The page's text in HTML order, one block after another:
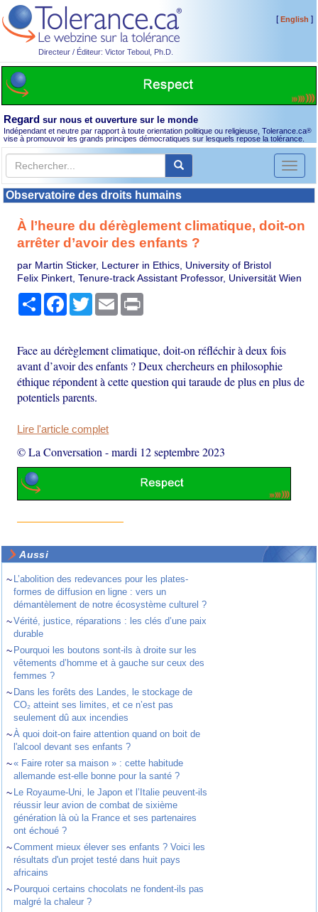
Directeur / Éditeur: Victor Teboul, Ph.D.
[English ]
Regard sur nous et ouverture sur le monde
Indépendant et neutre par rapport à toute orientation politique ou religieuse, Tolerance.ca®
vise à promouvoir les grands principes démocratiques sur lesquels repose la tolérance.
Toggle
Observatoire des droits humains
À l’heure du dérèglement climatique, doit-on
arrêter d’avoir des enfants ?
par Martin Sticker, Lecturer in Ethics, University of Bristol
Felix Pinkert, Tenure-track Assistant Professor, Universität Wien
PartagerFacebook
TwitterEmail
Face au dérèglement climatique, doit-on réfléchir à deux fois
avant d’avoir des enfants ? Deux chercheurs en philosophie
éthique répondent à cette question qui taraude de plus en plus de
potentiels parents.
Lire l'article complet
© La Conversation -mardi 12 septembre 2023
Aussi
~ L’abolition des redevances pour les plates-
formes de diffusion en ligne : vers un
démantèlement de notre écosystème culturel ?
~Vérité, justice, réparations : les clés d’une paix
durable
~ Pourquoi les boutons sont-ils à droite sur les
vêtements d’homme et à gauche sur ceux des
femmes ?
~ Dans les forêts des Landes, le stockage de
CO₂ atteint ses limites, et ce n’est pas
seulement dû aux incendies
~À quoi doit-on faire attention quand on boit de
l'alcool devant ses enfants ?
~« Faire roter sa maison » : cette habitude
allemande est-elle bonne pour la santé ?
~ Le Royaume-Uni, le Japon et l’Italie peuvent-ils
réussir leur avion de combat de sixième
génération là où la France et ses partenaires
ont échoué ?
~Comment mieux élever ses enfants ? Voici les
résultats d'un projet testé dans huit pays
africains
~ Pourquoi certains chocolats ne fondent-ils pas
malgré la chaleur ?